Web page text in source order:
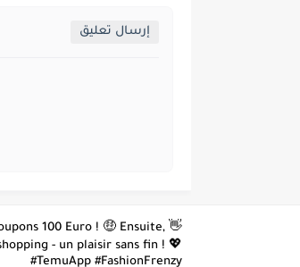
إرسال تعليق
100 Euro ! 🤑 Ensuite,
- un plaisir sans fin ! 💖
#TemuApp #FashionFrenzy